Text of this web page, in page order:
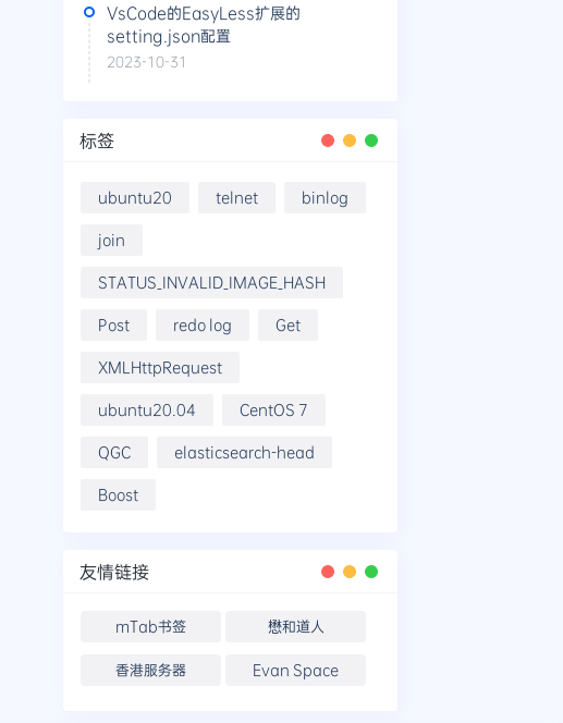
VsCode的EasyLess扩展的
setting.json配置
2023-10-31
标签
ubuntu20 telnet binlog
join
STATUS_INVALID_IMAGE_HASH
Post redo log Get
XMLHttpRequest
ubuntu20.04 CentOS 7
QGC elasticsearch-head
Boost
友情链接
mTab书签 懋和道人
香港服务器 Evan Space